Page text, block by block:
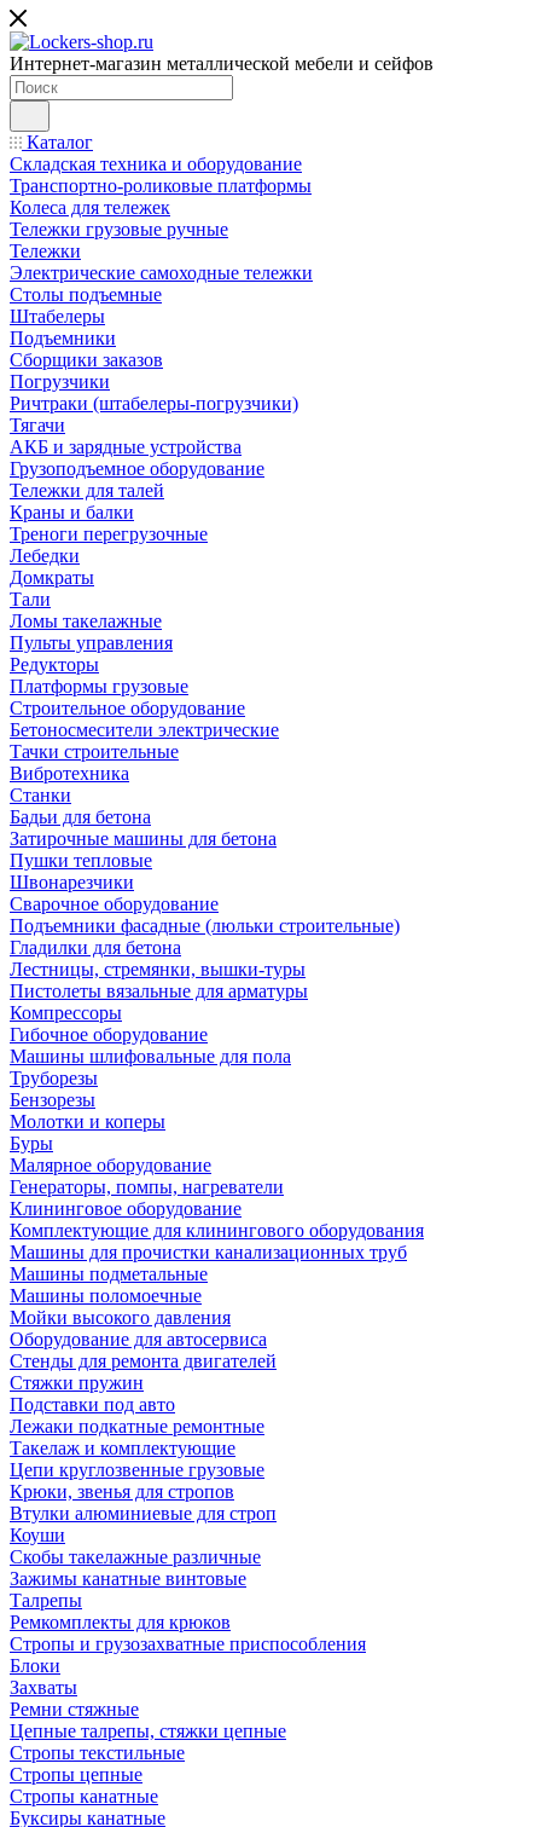
Интернет-магазин металлической мебели и сейфов
Каталог
Складская техника и оборудование
Транспортно-роликовые платформы
Колеса для тележек
Тележки грузовые ручные
Тележки
Электрические самоходные тележки
Столы подъемные
Штабелеры
Подъемники
Сборщики заказов
Погрузчики
Ричтраки (штабелеры-погрузчики)
Тягачи
АКБ и зарядные устройства
Грузоподъемное оборудование
Тележки для талей
Краны и балки
Треноги перегрузочные
Лебедки
Домкраты
Тали
Ломы такелажные
Пульты управления
Редукторы
Платформы грузовые
Строительное оборудование
Бетоносмесители электрические
Тачки строительные
Вибротехника
Станки
Бадьи для бетона
Затирочные машины для бетона
Пушки тепловые
Швонарезчики
Сварочное оборудование
Подъемники фасадные (люльки строительные)
Гладилки для бетона
Лестницы, стремянки, вышки-туры
Пистолеты вязальные для арматуры
Компрессоры
Гибочное оборудование
Машины шлифовальные для пола
Труборезы
Бензорезы
Молотки и коперы
Буры
Малярное оборудование
Генераторы, помпы, нагреватели
Клининговое оборудование
Комплектующие для клинингового оборудования
Машины для прочистки канализационных труб
Машины подметальные
Машины поломоечные
Мойки высокого давления
Оборудование для автосервиса
Стенды для ремонта двигателей
Стяжки пружин
Подставки под авто
Лежаки подкатные ремонтные
Такелаж и комплектующие
Цепи круглозвенные грузовые
Крюки, звенья для стропов
Втулки алюминиевые для строп
Коуши
Скобы такелажные различные
Зажимы канатные винтовые
Талрепы
Ремкомплекты для крюков
Стропы и грузозахватные приспособления
Блоки
Захваты
Ремни стяжные
Цепные талрепы, стяжки цепные
Стропы текстильные
Стропы цепные
Стропы канатные
Буксиры канатные